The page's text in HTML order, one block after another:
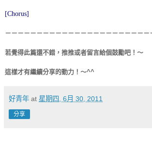
[Chorus]
－－－－－－－－－－－－－－－－－－－－－－－
若覺得此篇還不錯，推推或者留言給個鼓勵吧！～
這樣才有繼續分享的動力！～^^
好青年 at 星期四, 6月 30, 2011
分享